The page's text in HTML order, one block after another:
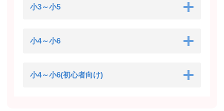
小3～小5
小4～小6
小4～小6(初心者向け)